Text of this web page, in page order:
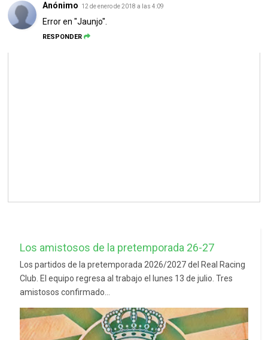
Anónimo 12 de enero de 2018 a las 4:09
Error en "Jaunjo".
RESPONDER
Los amistosos de la pretemporada 26-27
Los partidos de la pretemporada 2026/2027 del Real Racing
Club. El equipo regresa al trabajo el lunes 13 de julio. Tres
amistosos confirmado...